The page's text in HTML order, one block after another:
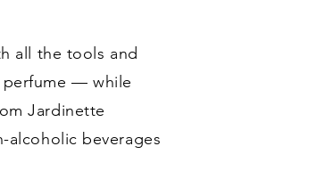
all the tools and
perfume — while
Jardinette
alcoholic beverages